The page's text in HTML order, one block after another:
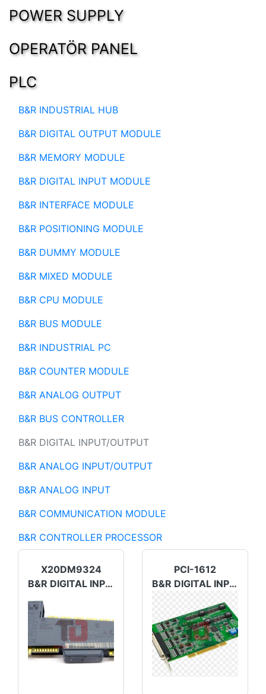
POWER SUPPLY
OPERATÖR PANEL
PLC
B&R INDUSTRIAL HUB
B&R DIGITAL OUTPUT MODULE
B&R MEMORY MODULE
B&R DIGITAL INPUT MODULE
B&R INTERFACE MODULE
B&R POSITIONING MODULE
B&R DUMMY MODULE
B&R MIXED MODULE
B&R CPU MODULE
B&R BUS MODULE
B&R INDUSTRIAL PC
B&R COUNTER MODULE
B&R ANALOG OUTPUT
B&R BUS CONTROLLER
B&R DIGITAL INPUT/OUTPUT
B&R ANALOG INPUT/OUTPUT
B&R ANALOG INPUT
B&R COMMUNICATION MODULE
B&R CONTROLLER PROCESSOR
X20DM9324
B&R DIGITAL INPUT/OUTPUT
PCI-1612
B&R DIGITAL INPUT/OUTPUT